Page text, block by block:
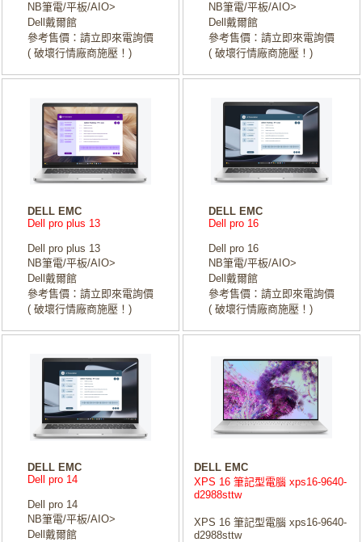
NB筆電/平板/AIO>
Dell戴爾館
參考售價：請立即來電詢價
( 破壞行情廠商施壓！)
NB筆電/平板/AIO>
Dell戴爾館
參考售價：請立即來電詢價
( 破壞行情廠商施壓！)
DELL EMC
Dell pro plus 13
Dell pro plus 13
NB筆電/平板/AIO>
Dell戴爾館
參考售價：請立即來電詢價
( 破壞行情廠商施壓！)
DELL EMC
Dell pro 16
Dell pro 16
NB筆電/平板/AIO>
Dell戴爾館
參考售價：請立即來電詢價
( 破壞行情廠商施壓！)
DELL EMC
Dell pro 14
Dell pro 14
NB筆電/平板/AIO>
Dell戴爾館
DELL EMC
XPS 16 筆記型電腦 xps16-9640-
d2988sttw
XPS 16 筆記型電腦 xps16-9640-
d2988sttw